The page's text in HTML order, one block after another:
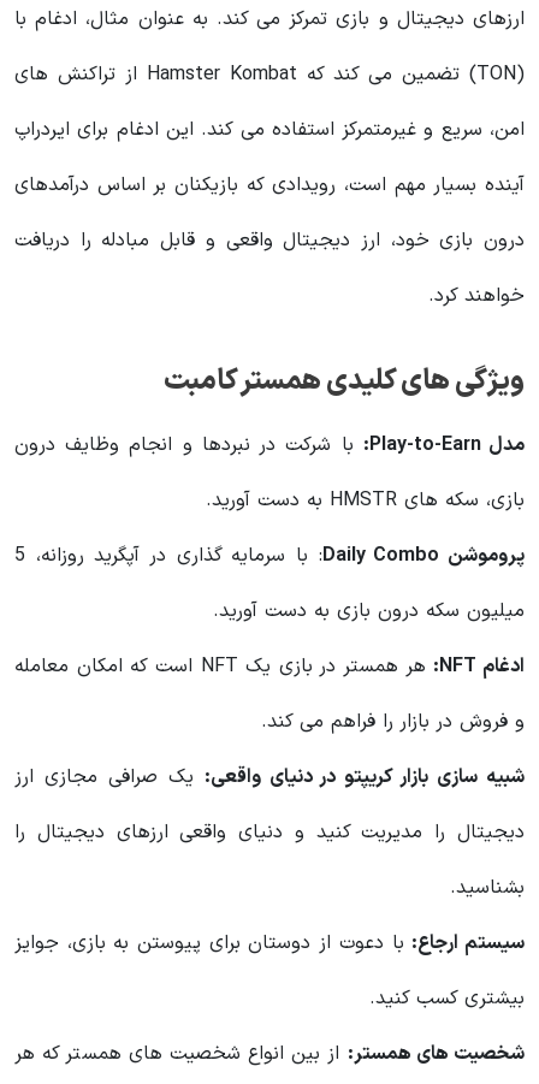
ارزهای دیجیتال و بازی تمرکز می کند. به عنوان مثال، ادغام با
(TON) تضمین می کند که Hamster Kombat از تراکنش های
امن، سریع و غیرمتمرکز استفاده می کند. این ادغام برای ایردراپ
آینده بسیار مهم است، رویدادی که بازیکنان بر اساس درآمدهای
درون بازی خود، ارز دیجیتال واقعی و قابل مبادله را دریافت
خواهند کرد.
ویژگی های کلیدی همستر کامبت
مدل Play-to-Earn:
با شرکت در نبردها و انجام وظایف درون
بازی، سکه های HMSTR به دست آورید.
پروموشن Daily Combo
: با سرمایه گذاری در آپگرید روزانه، 5
میلیون سکه درون بازی به دست آورید.
ادغام NFT:
هر همستر در بازی یک NFT است که امکان معامله
و فروش در بازار را فراهم می کند.
شبیه سازی بازار کریپتو در دنیای واقعی: یک صرافی مجازی ارز
دیجیتال را مدیریت کنید و دنیای واقعی ارزهای دیجیتال را
بشناسید.
سیستم ارجاع: با دعوت از دوستان برای پیوستن به بازی، جوایز
بیشتری کسب کنید.
شخصیت های همستر: از بین انواع شخصیت های همستر که هر